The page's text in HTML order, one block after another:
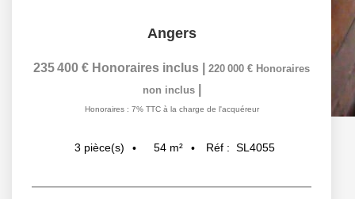
Angers
235 400 € Honoraires inclus 220 000 € Honoraires
non inclus
Honoraires : 7% TTC à la charge de l'acquéreur
3 pièce(s) 54 m² Réf : SL4055